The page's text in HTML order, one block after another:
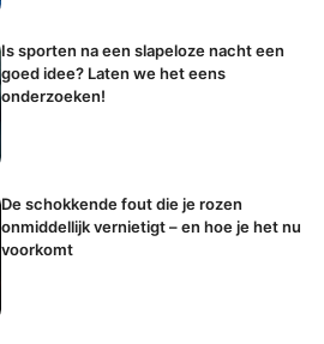
Is sporten na een slapeloze nacht een
goed idee? Laten we het eens
onderzoeken!
De schokkende fout die je rozen
onmiddellijk vernietigt – en hoe je het nu
voorkomt